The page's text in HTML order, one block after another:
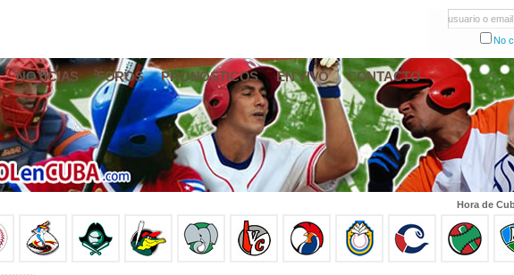
usuario o email
No
NOTICIAS FOROS PRONÓSTICOS EN VIVO CONTACTO
Hora de